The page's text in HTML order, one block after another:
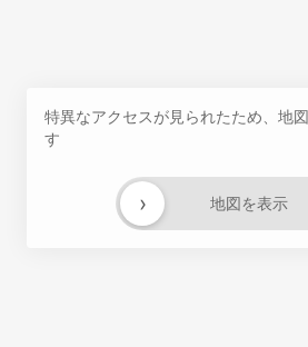
特異なアクセスが見られたため、地
す
地図を表示
›